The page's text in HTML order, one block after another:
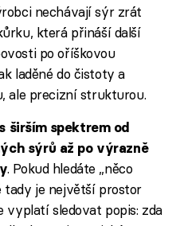
nechávají sýr zrát
která přináší další
po oříškovou
laděné do čistoty a
ale precizní strukturou.
širším spektrem od
sýrů až po výrazně
. Pokud hledáte „něco
tady je největší prostor
vyplatí sledovat popis: zda